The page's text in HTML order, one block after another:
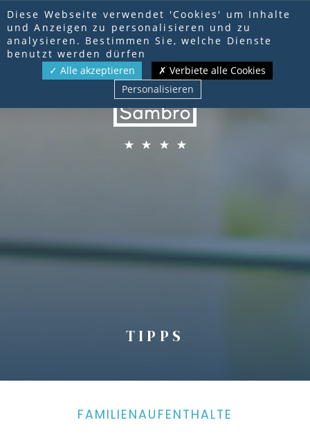
RESERVIERUNG
TIPPS
FAMILIENAUFENTHALTE
Diese Webseite verwendet 'Cookies' um Inhalte
und Anzeigen zu personalisieren und zu
analysieren. Bestimmen Sie, welche Dienste
benutzt werden dürfen
Alle akzeptieren
Verbiete alle Cookies
Personalisieren